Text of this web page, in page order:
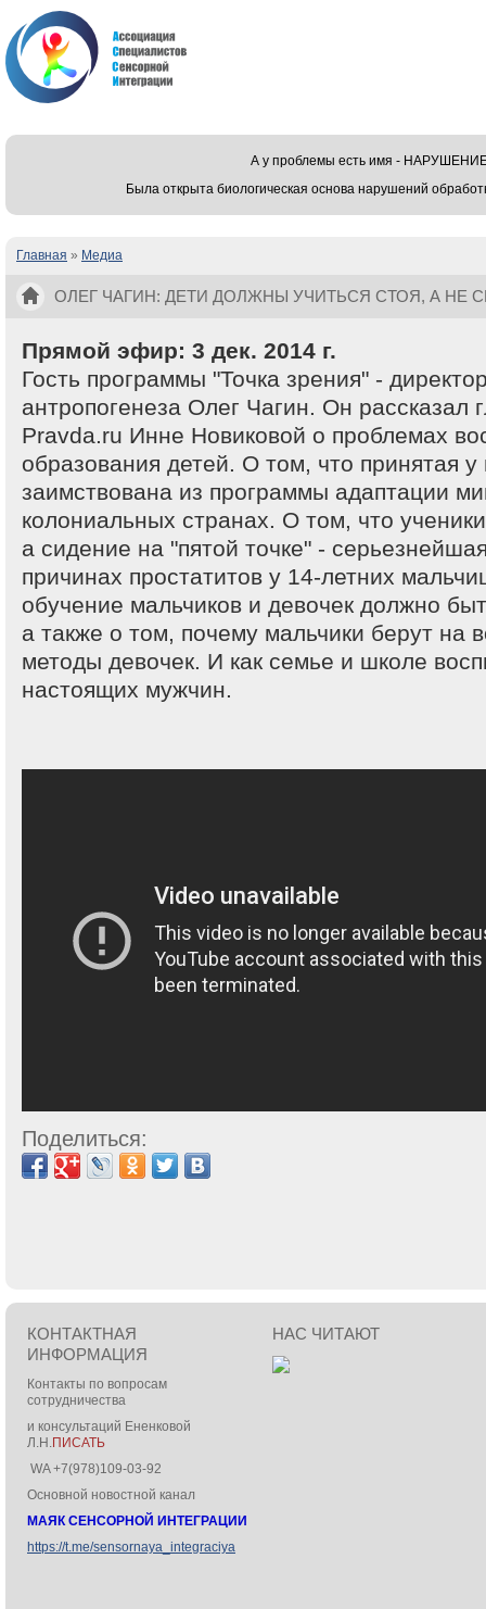
А у проблемы есть имя -
Была открыта биологическая основа нарушений
Вы здесь
Главная » Медиа
ОЛЕГ ЧАГИН: ДЕТИ ДОЛЖНЫ УЧИТЬСЯ СТОЯ, А НЕ
Прямой эфир: 3 дек. 2014 г.
Гость программы "Точка зрения" -
антропогенеза Олег Чагин. Он рассказал
Pravda.ru Инне Новиковой о проблемах
образования детей. О том, что принятая у
заимствована из программы адаптации
колониальных странах. О том, что
а сидение на "пятой точке" -
причинах простатитов у 14-летних
обучение мальчиков и девочек должно
а также о том, почему мальчики берут на
методы девочек. И как семье и школе
настоящих мужчин.
Поделиться:
КОНТАКТНАЯ
ИНФОРМАЦИЯ
Контакты по вопросам
сотрудничества
и консультаций Ененковой
Л.Н.ПИСАТЬ
WA +7(978)109-03-92
Основной новостной канал
МАЯК СЕНСОРНОЙ ИНТЕГРАЦИИ
https://t.me/sensornaya_integraciya
НАС ЧИТАЮТ